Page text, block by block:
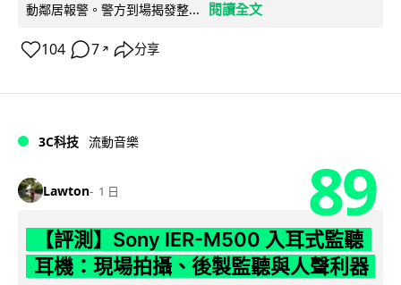
動鄰居報警。警方到場揭發整... 閱讀全文
104 7 ↗ 分享
3C科技 流動音樂
Lawton 1 日 89
【評測】Sony IER-M500 入耳式監聽
耳機：現場拍攝、後製監聽與人聲利器